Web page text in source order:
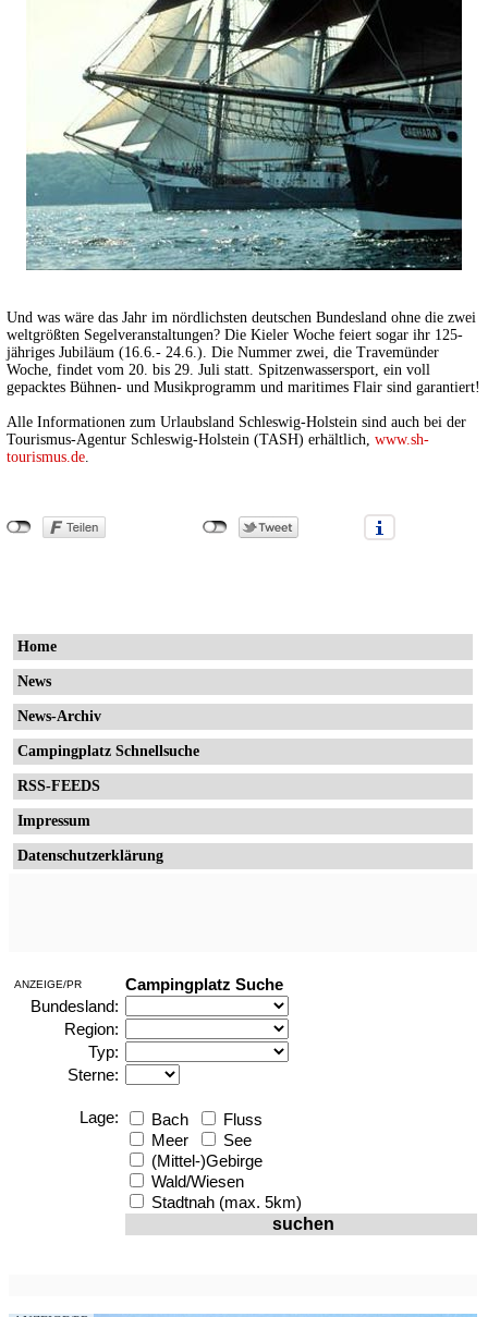
Und was wäre das Jahr im nördlichsten deutschen Bundesland ohne die zwei
weltgrößten Segelveranstaltungen? Die Kieler Woche feiert sogar ihr 125-
jähriges Jubiläum (16.6.- 24.6.). Die Nummer zwei, die Travemünder
Woche, findet vom 20. bis 29. Juli statt. Spitzenwassersport, ein voll
gepacktes Bühnen- und Musikprogramm und maritimes Flair sind garantiert!
Alle Informationen zum Urlaubsland Schleswig-Holstein sind auch bei der
Tourismus-Agentur Schleswig-Holstein (TASH) erhältlich, www.sh-
tourismus.de
Home
News
News-Archiv
Campingplatz Schnellsuche
RSS-FEEDS
Impressum
Datenschutzerklärung